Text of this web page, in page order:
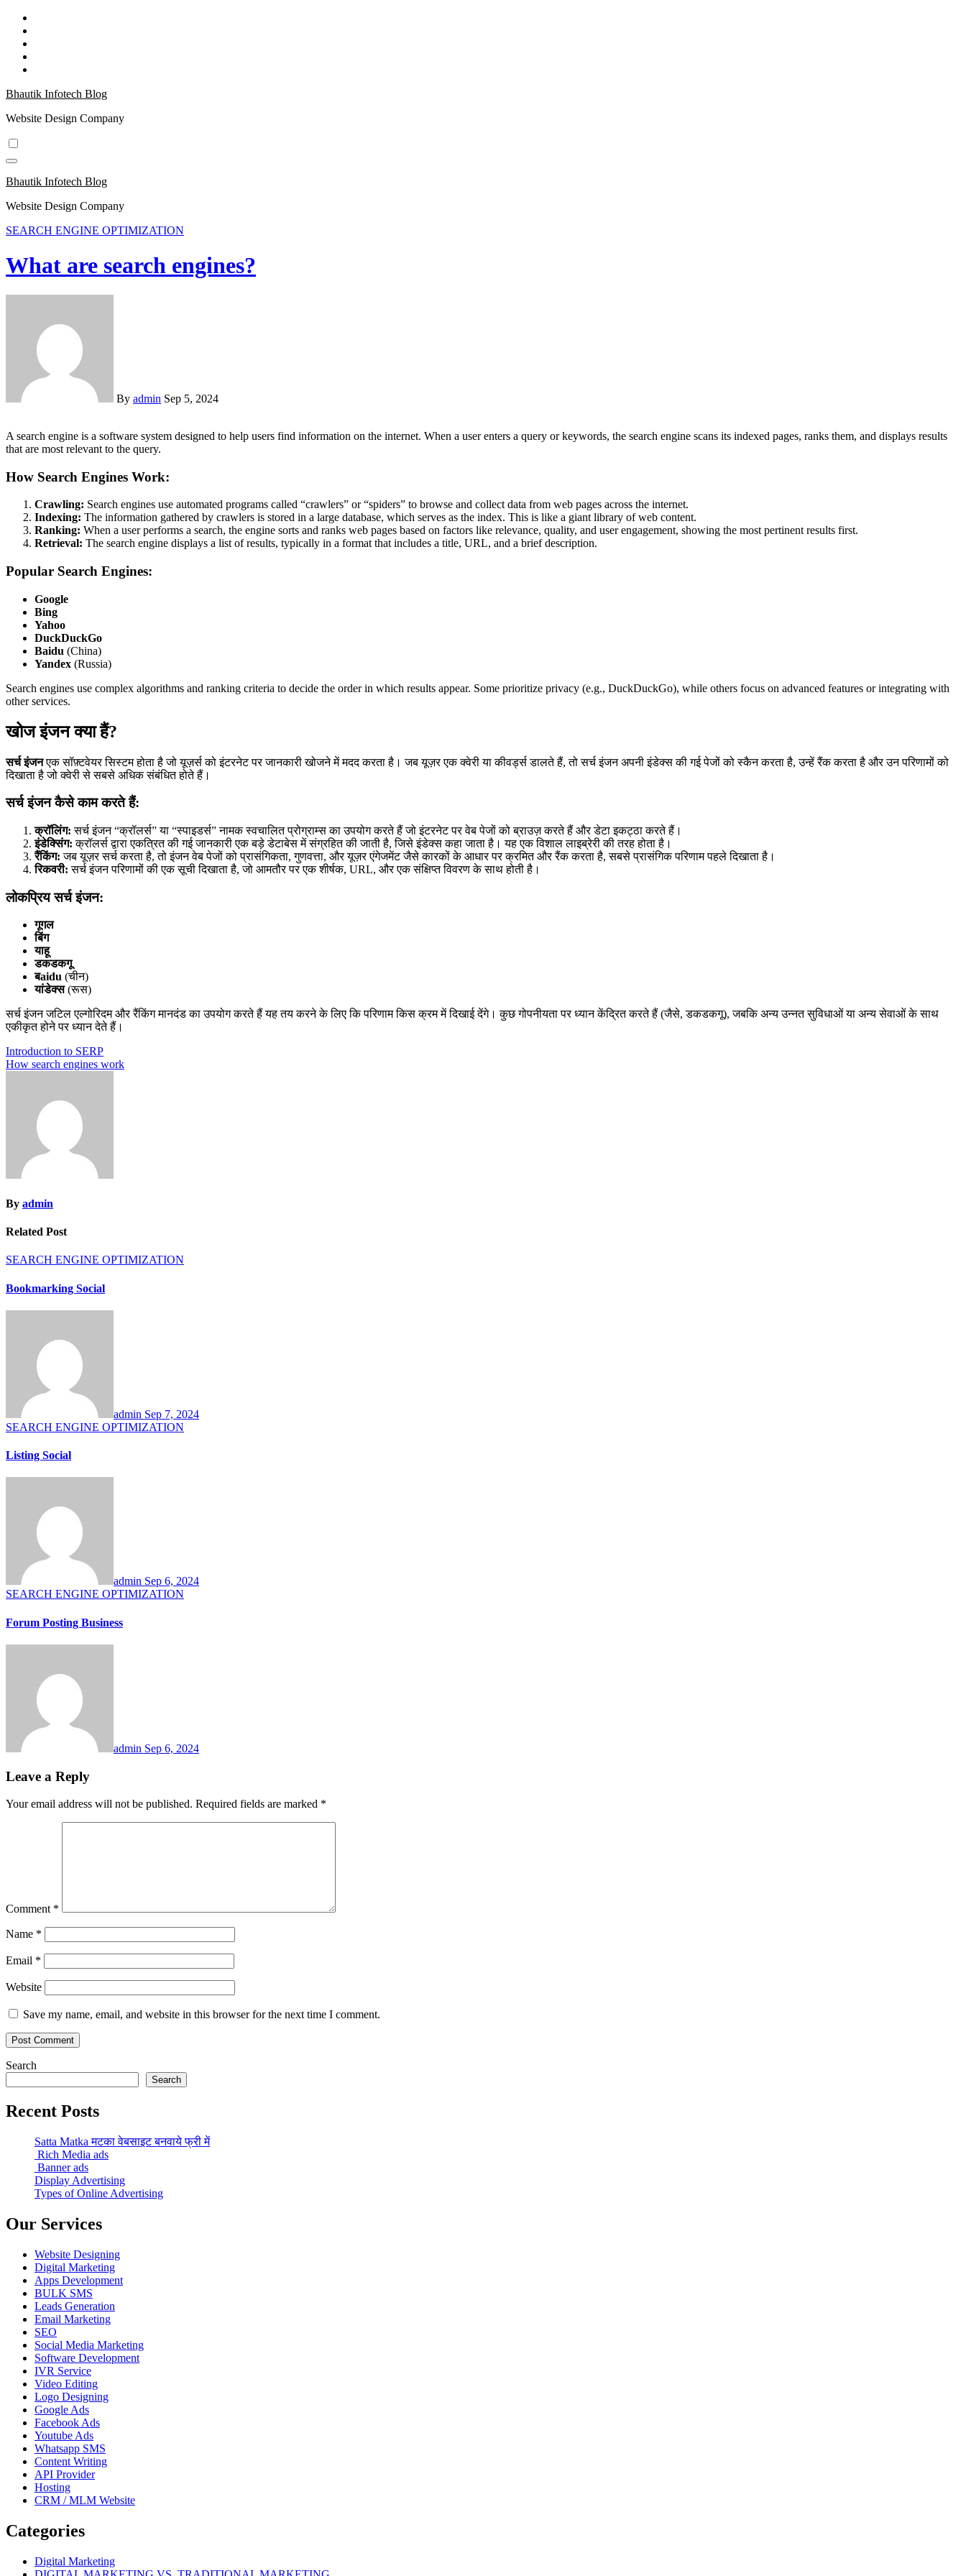
Skip
content
Bhautik Infotech Blog
Website Design Company
Bhautik Infotech Blog
Website Design Company
SEARCH ENGINE OPTIMIZATION
What are search engines?
By admin Sep 5, 2024
A search engine is a software system designed to help users find information on the internet. When a user enters a query or keywords, the search engine scans its indexed pages, ranks them, and displays results
that are most relevant to the query.
How Search Engines Work:
Crawling: Search engines use automated programs called “crawlers” or “spiders” to browse and collect data from web pages across the internet.
Indexing: The information gathered by crawlers is stored in a large database, which serves as the index. This is like a giant library of web content.
Ranking: When a user performs a search, the engine sorts and ranks web pages based on factors like relevance, quality, and user engagement, showing the most pertinent results first.
Retrieval: The search engine displays a list of results, typically in a format that includes a title, URL, and a brief description.
Popular Search Engines:
Google
Bing
Yahoo
DuckDuckGo
Baidu (China)
Yandex (Russia)
Search engines use complex algorithms and ranking criteria to decide the order in which results appear. Some prioritize privacy (e.g., DuckDuckGo), while others focus on advanced features or integrating with
other services.
खोज इंजन क्या हैं?
सर्च इंजनएक सॉफ़्टवेयर सिस्टम होता है जो यूज़र्स को इंटरनेट पर जानकारी खोजने में मदद करता है। जब यूज़र एक क्वेरी या कीवर्ड्स डालते हैं, तो सर्च इंजन अपनी इंडेक्स की गई पेजों को स्कैन करता है, उन्हें रैंक करता है और उन परिणामों को
दिखाता है जो क्वेरी से सबसे अधिक संबंधित होते हैं।
सर्च इंजन कैसे काम करते हैं:
क्रॉलिंग: सर्च इंजन “क्रॉलर्स” या “स्पाइडर्स” नामक स्वचालित प्रोग्राम्स का उपयोग करते हैं जो इंटरनेट पर वेब पेजों को ब्राउज़ करते हैं और डेटा इकट्ठा करते हैं।
इंडेक्सिंग: क्रॉलर्स द्वारा एकत्रित की गई जानकारी एक बड़े डेटाबेस में संग्रहित की जाती है, जिसे इंडेक्स कहा जाता है। यह एक विशाल लाइब्रेरी की तरह होता है।
रैंकिंग: जब यूज़र सर्च करता है, तो इंजन वेब पेजों को प्रासंगिकता, गुणवत्ता, और यूज़र एंगेजमेंट जैसे कारकों के आधार पर क्रमित और रैंक करता है, सबसे प्रासंगिक परिणाम पहले दिखाता है।
रिकवरी: सर्च इंजन परिणामों की एक सूची दिखाता है, जो आमतौर पर एक शीर्षक, URL, और एक संक्षिप्त विवरण के साथ होती है।
लोकप्रिय सर्च इंजन:
गूगल
बिंग
याहू
डकडकगू
बaidu (चीन)
यांडेक्स(रूस)
सर्च इंजन जटिल एल्गोरिदम और रैंकिंग मानदंड का उपयोग करते हैं यह तय करने के लिए कि परिणाम किस क्रम में दिखाई देंगे। कुछ गोपनीयता पर ध्यान केंद्रित करते हैं (जैसे, डकडकगू), जबकि अन्य उन्नत सुविधाओं या अन्य सेवाओं के साथ
एकीकृत होने पर ध्यान देते हैं।
Post
navigation
Introduction to SERP
How search engines work
By admin
Related Post
SEARCH ENGINE OPTIMIZATION
Bookmarking Social
admin Sep 7, 2024
SEARCH ENGINE OPTIMIZATION
Listing Social
admin Sep 6, 2024
SEARCH ENGINE OPTIMIZATION
Forum Posting Business
admin Sep 6, 2024
Leave a Reply
Your email address will not be published. Required fields are marked *
Comment *
Name *
Email *
Website
Save my name, email, and website in this browser for the next time I comment.
Search
Search
Recent Posts
Satta Matka मटका वेबसाइट बनवाये फ्री में
Rich Media ads
Banner ads
Display Advertising
Types of Online Advertising
Our Services
Website Designing
Digital Marketing
Apps Development
BULK SMS
Leads Generation
Email Marketing
SEO
Social Media Marketing
Software Development
IVR Service
Video Editing
Logo Designing
Google Ads
Facebook Ads
Youtube Ads
Whatsapp SMS
Content Writing
API Provider
Hosting
CRM / MLM Website
Categories
Digital Marketing